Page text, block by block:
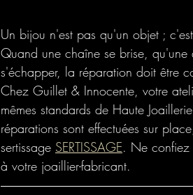
Un bijou n'est pas qu'un objet ;
Quand une chaîne se brise,
s'échapper, la réparation doit être
Chez Guillet & Innocente, votre
mêmes standards de Haute
réparations sont effectuées sur
sertissage SERTISSAGE. Ne confiez
à votre joaillier-fabricant.